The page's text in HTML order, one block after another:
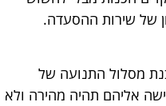
של שירות ההסעדה.
מסלול התנועה של
אליהם תהיה מהירה ולא